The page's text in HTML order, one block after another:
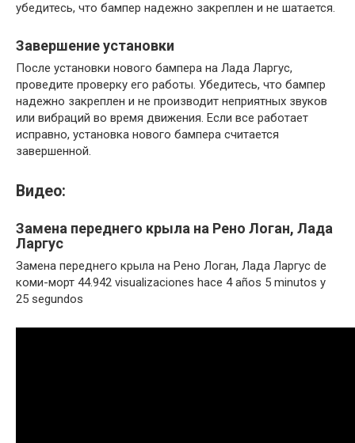
убедитесь, что бампер надежно закреплен и не шатается.
Завершение установки
После установки нового бампера на Лада Ларгус,
проведите проверку его работы. Убедитесь, что бампер
надежно закреплен и не производит неприятных звуков
или вибраций во время движения. Если все работает
исправно, установка нового бампера считается
завершенной.
Видео:
Замена переднего крыла на Рено Логан, Лада
Ларгус
Замена переднего крыла на Рено Логан, Лада Ларгус de
коми-морт 44.942 visualizaciones hace 4 años 5 minutos y
25 segundos